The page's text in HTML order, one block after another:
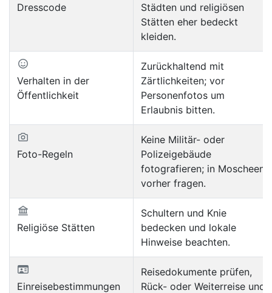
Dresscode
Städten und religiösen
Stätten eher bedeckt
kleiden.
Verhalten in der
Öffentlichkeit
Zurückhaltend mit
Zärtlichkeiten; vor
Personenfotos um
Erlaubnis bitten.
Foto-Regeln
Keine Militär- oder
Polizeigebäude
fotografieren; in Moscheen
vorher fragen.
Religiöse Stätten
Schultern und Knie
bedecken und lokale
Hinweise beachten.
Einreisebestimmungen
Reisedokumente prüfen,
Rück- oder Weiterreise und